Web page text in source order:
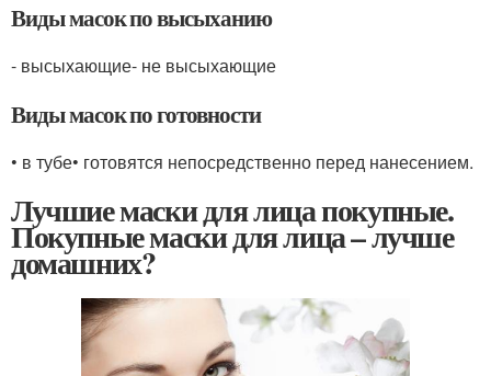
Виды масок по высыханию
- высыхающие- не высыхающие
Виды масок по готовности
• в тубе• готовятся непосредственно перед нанесением.
Лучшие маски для лица покупные.
Покупные маски для лица – лучше
домашних?